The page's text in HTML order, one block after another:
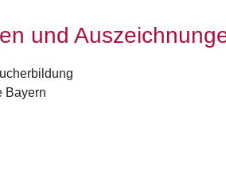
und
Bayern